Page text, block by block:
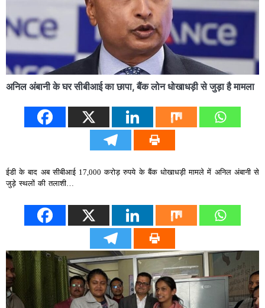
अनिल अंबानी के घर सीबीआई का छापा, बैंक लोन धोखाधड़ी से जुड़ा है मामला
ईडी के बाद अब सीबीआई 17,000 करोड़ रुपये के बैंक धोखाधड़ी मामले में अनिल अंबानी से
जुड़े स्‍थलों की तलाशी…